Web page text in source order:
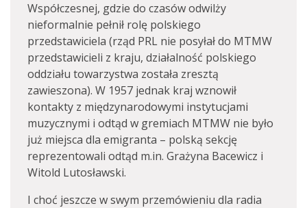
Współczesnej, gdzie do czasów odwilży
nieformalnie pełnił rolę polskiego
przedstawiciela (rząd PRL nie posyłał do MTMW
przedstawicieli z kraju, działalność polskiego
oddziału towarzystwa została zresztą
zawieszona). W 1957 jednak kraj wznowił
kontakty z międzynarodowymi instytucjami
muzycznymi i odtąd w gremiach MTMW nie było
już miejsca dla emigranta – polską sekcję
reprezentowali odtąd m.in. Grażyna Bacewicz i
Witold Lutosławski.
I choć jeszcze w swym przemówieniu dla radia